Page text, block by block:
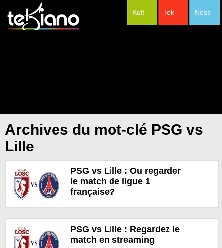
Ness
Tek
Kult
Archives du mot-clé PSG vs
Lille
PSG vs Lille : Ou regarder
le match de ligue 1
française?
PSG vs Lille : Regardez le
match en streaming